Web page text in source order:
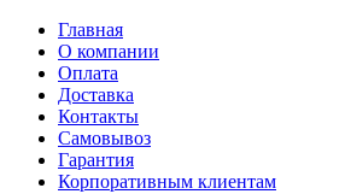
Главная
О компании
Оплата
Доставка
Контакты
Самовывоз
Гарантия
Корпоративным клиентам